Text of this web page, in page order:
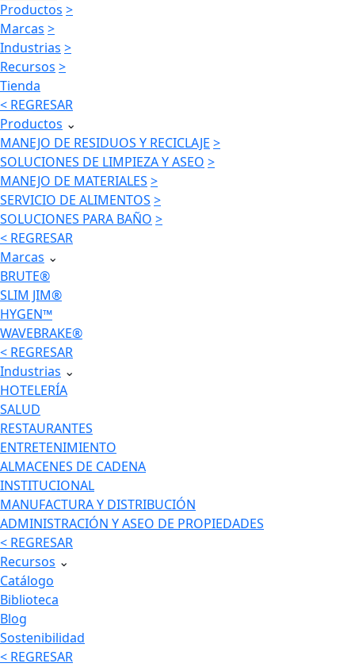
Productos >
Marcas >
Industrias >
Recursos >
Tienda
< REGRESAR
Productos ⌄
MANEJO DE RESIDUOS Y RECICLAJE >
SOLUCIONES DE LIMPIEZA Y ASEO >
MANEJO DE MATERIALES >
SERVICIO DE ALIMENTOS >
SOLUCIONES PARA BAÑO >
< REGRESAR
Marcas ⌄
BRUTE®
SLIM JIM®
HYGEN™
WAVEBRAKE®
< REGRESAR
Industrias ⌄
HOTELERÍA
SALUD
RESTAURANTES
ENTRETENIMIENTO
ALMACENES DE CADENA
INSTITUCIONAL
MANUFACTURA Y DISTRIBUCIÓN
ADMINISTRACIÓN Y ASEO DE PROPIEDADES
< REGRESAR
Recursos ⌄
Catálogo
Biblioteca
Blog
Sostenibilidad
< REGRESAR